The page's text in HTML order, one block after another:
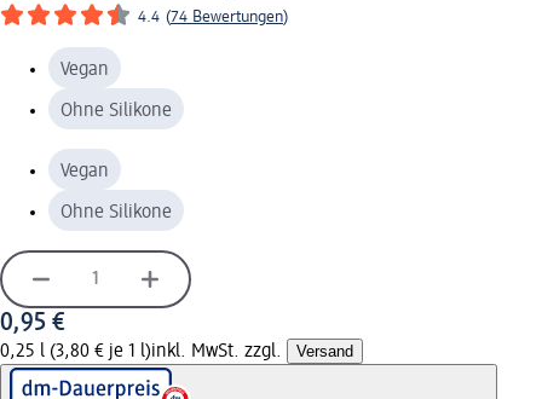
4.4 (74 Bewertungen)
Vegan
Ohne Silikone
Vegan
Ohne Silikone
0,95 €
0,25 l (3,80 € je 1 l)inkl. MwSt. zzgl. Versand